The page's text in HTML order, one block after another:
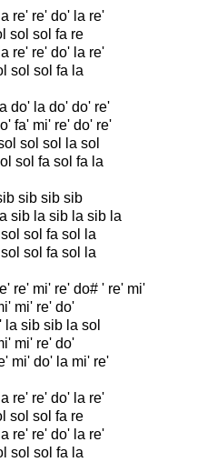
re' re' do' la re'
sol sol fa re
re' re' do' la re'
sol sol fa la
do' la do' do' re'
fa' mi' re' do' re'
sol sol la sol
sol fa sol fa la
sib sib sib
sib la sib la sib la
sol fa sol la
sol fa sol la
re' mi' re' do# ' re' mi'
mi' re' do'
la sib sib la sol
mi' re' do'
mi' do' la mi' re'
re' re' do' la re'
sol sol fa re
re' re' do' la re'
sol sol fa la